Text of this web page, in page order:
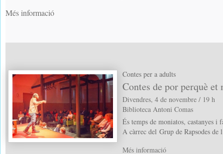
Més informació
Contes per a adults
Contes de por perquè
Divendres, 4 de novembre / 19 h
Biblioteca Antoni Comas
És temps de moniatos, castanyes i
A càrrec del Grup de Rapsodes de
Més informació